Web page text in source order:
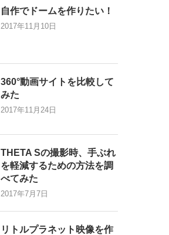
自作でドームを作りたい！
2017年11月10日
360°動画サイトを比較して
みた
2017年11月24日
THETA Sの撮影時、手ぶれ
を軽減するための方法を調
べてみた
2017年7月7日
リトルプラネット映像を作